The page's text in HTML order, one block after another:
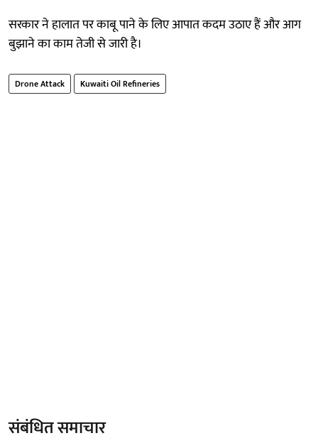
सरकार ने हालात पर काबू पाने के लिए आपात कदम उठाए हैं और आग
बुझाने का काम तेजी से जारी है।
Drone Attack Kuwaiti Oil Refineries
संबंधित समाचार